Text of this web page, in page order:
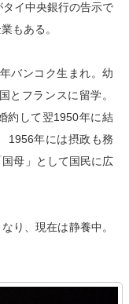
イ中央銀行の告示で
もある。
バンコク生まれ。幼
とフランスに留学。
約して翌1950年に結
1956年には摂政も務
母」として国民に広
り、現在は静養中。